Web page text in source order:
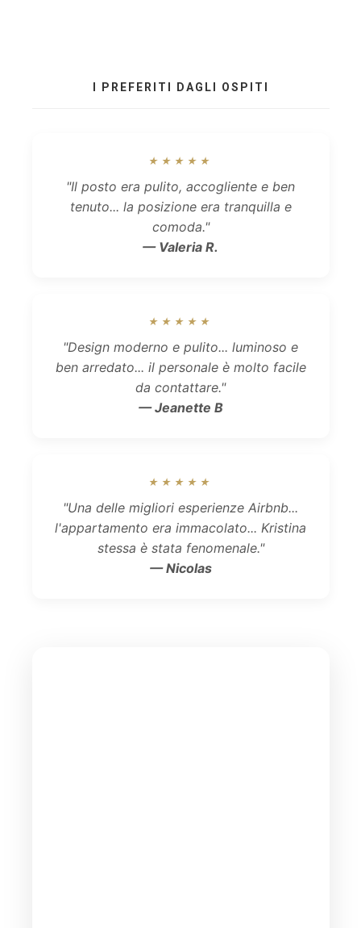
I PREFERITI DAGLI OSPITI
★★★★★
"Il posto era pulito, accogliente e ben
tenuto... la posizione era tranquilla e
comoda."
— Valeria R.
★★★★★
"Design moderno e pulito... luminoso e
ben arredato... il personale è molto facile
da contattare."
— Jeanette B
★★★★★
"Una delle migliori esperienze Airbnb...
l'appartamento era immacolato... Kristina
stessa è stata fenomenale."
— Nicolas